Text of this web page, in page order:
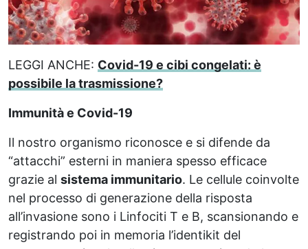
LEGGI ANCHE: Covid-19 e cibi congelati: è
possibile la trasmissione?
Immunità e Covid-19
Il nostro organismo riconosce e si difende da
“attacchi” esterni in maniera spesso efficace
grazie al sistema immunitario. Le cellule coinvolte
nel processo di generazione della risposta
all’invasione sono i Linfociti T e B, scansionando e
registrando poi in memoria l’identikit del